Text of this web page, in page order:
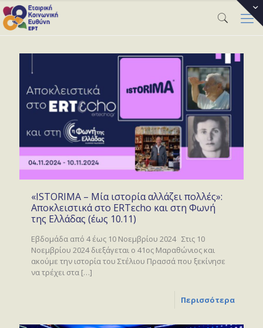
«ISTORIMA – Μία ιστορία αλλάζει πολλές»:
Αποκλειστικά στο ERTεcho και στη Φωνή
της Ελλάδας (έως 10.11)
Εβδομάδα από 4 έως 10 Νοεμβρίου 2024 Στις 10
Νοεμβρίου 2024 διεξάγεται ο 41ος Μαραθώνιος και
ακούμε την ιστορία του Στέλιου Πρασσά που ξεκίνησε
να τρέχει στα […]
Περισσότερα